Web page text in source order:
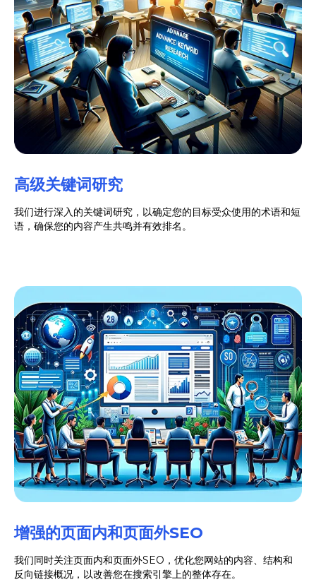
高级关键词研究
我们进行深入的关键词研究，以确定您的目标受众使用的术语和短
语，确保您的内容产生共鸣并有效排名。
增强的页面内和页面外SEO
我们同时关注页面内和页面外SEO，优化您网站的内容、结构和
反向链接概况，以改善您在搜索引擎上的整体存在。